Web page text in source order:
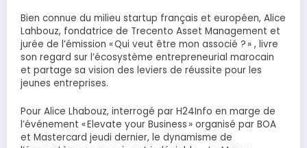
Bien connue du milieu startup français et européen, Alice
Lahbouz, fondatrice de Trecento Asset Management et
jurée de l’émission « Qui veut être mon associé ? » , livre
son regard sur l’écosystème entrepreneurial marocain
et partage sa vision des leviers de réussite pour les
jeunes entreprises.
Pour Alice Lhabouz, interrogé par H24Info en marge de
l’événement « Elevate your Business » organisé par BOA
et Mastercard jeudi dernier, le dynamisme de